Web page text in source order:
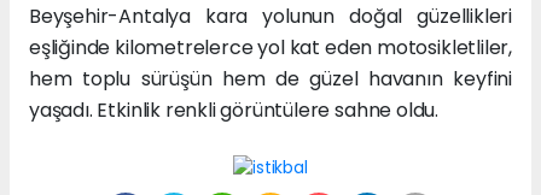
Beyşehir-Antalya kara yolunun doğal güzellikleri
eşliğinde kilometrelerce yol kat eden motosikletliler,
hem toplu sürüşün hem de güzel havanın keyfini
yaşadı. Etkinlik renkli görüntülere sahne oldu.